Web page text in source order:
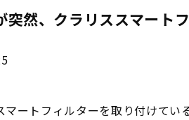
突然、クラリススマート
マートフィルターを取り付けて